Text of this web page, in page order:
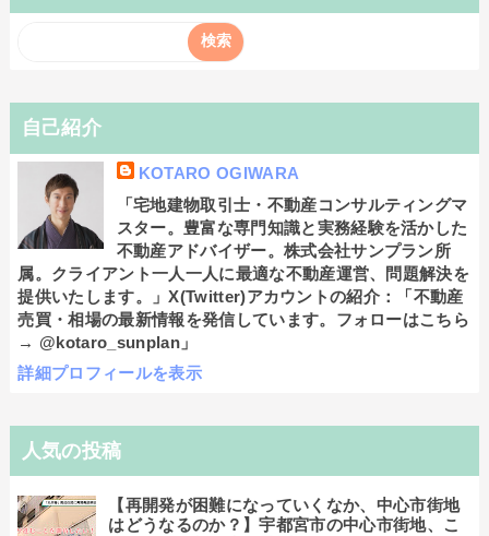
自己紹介
KOTARO OGIWARA
「宅地建物取引士・不動産コンサルティングマ
スター。豊富な専門知識と実務経験を活かした
不動産アドバイザー。株式会社サンプラン所
属。クライアント一人一人に最適な不動産運営、問題解決を
提供いたします。」X(Twitter)アカウントの紹介：「不動産
売買・相場の最新情報を発信しています。フォローはこちら
→ @kotaro_sunplan」
詳細プロフィールを表示
人気の投稿
【再開発が困難になっていくなか、中心市街地
はどうなるのか？】宇都宮市の中心市街地、こ